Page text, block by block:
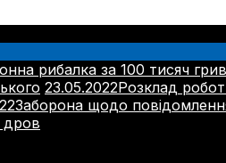
рибалка за 100 тисяч
23.05.2022Розклад
Заборона щодо
дров